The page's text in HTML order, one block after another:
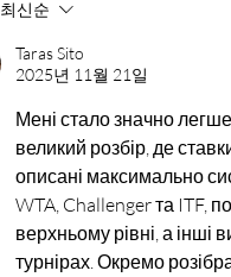
최신순
Taras Sito
2025년 11월 21일
Мені стало значно
великий розбір, де
описані максимально
WTA, Challenger та ITF,
верхньому рівні, а інші
турнірах. Окремо